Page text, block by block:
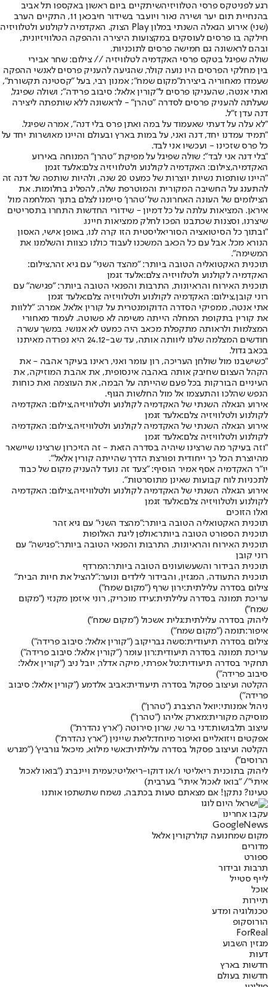
רגע לפניטקס פרסי הטלוויזיהשיתקיים ביום ראשון באקספו תל אביב
בהנחיית תום יער ושירה נאור ויועבר בשידור חיבכאן 11
, התקיים הערב
(שני) אירוע הגאלה השנתי במלון Play הצוק. האקדמיה לקולנוע ולטלוויזיה
חילקה בו פרסים לעוסקים במקצועות היצירה וההפקה הטלוויזיונית,
ובהם לראשונה גם חמישה פרסים לתוכניות.
שולה שפיגל בטקס פרסי האקדמיה לטלוויזיה // צילום: שחר אבירי
בין מחלקי הפרסים היו נועה קולר, שהגיעה להעניק פרסים לאנשי ההפקה
שעמדו מאחוריה ביצירת"מקום שמח"; אמנון רבי, בעל "קסטינה תקשורת",
ואתי אנטה, שהעניקו פרסים ל"קורין אלאל: סיבוב פרידה"; ושולה שפיגל,
שעלתה להעניק פרסים לסדרה "טהרן" - לראשונה ללא שותפתה ליצירה
דנה עדן ז"ל.
"לא עלה על דעתי שאעמוד על במה ואתן פרס בלי דנה", אמרה שפיגל.
"תמיד עמדנו יחד, דנה ואני, על במות בארץ ובעולם והיינו מאושרות יחד על
כל פרס שזכינו - ועכשיו אני לבד.
"בלי דנה אני לבד": שולה שפיגל על מפיקת "טהרן" המנוחה באירוע
האקדמיה,צילום: האקדמיה לקולנוע ולטלוויזיה צלם:אלעד זגמן
"היינו שותפות נשיות יוצרות של כמעט 20 שנה, ולהיות שותפה של דנה זה
להתענג על החשיבה המקורית והמוטרפת שלה, להפליג בחלומות. את
הצילומים של העונה האחרונה של 'טהרן' סיימנו לצלם בתוך המלחמה מול
איראן. המציאות עלתה על כל דמיון - שידורי החדשות התחרו בתסריטים
שיצרנו, וסצנות שכתבנו הפכו לחלק ממציאות חיינו.
"ובתוך כל הסיטואציה הסוריאליסטית הזו קרה לנו, באופן אישי, האסון
הנורא מכל. אבל עם כל הכאב המשכנו לעבוד כולנו כצוות והשלמנו את
המשימה".
תוכנית האקטואליה הטובה ביותר: "מהצד השני" עם גיא זהר,צילום:
האקדמיה לקולנוע ולטלוויזיה צלם:אלעד זגמן
תוכנית האירוח והראיונות, התרבות והפנאי הטובה ביותר: "פגישה" עם
רוני קובן,צילום: האקדמיה לקולנוע ולטלוויזיה צלם:אלעד זגמן
אתי אנטה, ממפיקי הסדרה הדוקומנטרית על קורין אלאל, אמרה: "ללוות
את קורין בתקופת המחלה הייתה משימה לא פשוטה. לעמוד מאחורי
המצלמות ולראותה מתקפלת מכאב היה כמעט לא אנושי. במשך עשרה
חודשים המצלמה שלנו ליוותה אותה, עד שב-24.12 היא נפרדה מאיתנו
בכאב גדול.
"כשישבנו מול שולחן העריכה, רון עומר ואני, ראינו בעיקר אהבה - את
הקהל העצום שחיבק אותה באהבה אינסופית, את אהבת המוזיקה, את
העיניים הבורקות בכל פעם שהייתה על הבמה, את העוצמה ואת כוחות
הנפש שהלכו והתעצמו אל מול החלשות הגוף.
אירוע הגאלה השנתי של האקדמיה לקולנוע ולטלוויזיה,צילום: האקדמיה
לקולנוע ולטלוויזיה צלם:אלעד זגמן
אירוע הגאלה השנתי של האקדמיה לקולנוע ולטלוויזיה,צילום: האקדמיה
לקולנוע ולטלוויזיה צלם:אלעד זגמן
"וזה בעיקר מה שרצינו שיהיה בסדרה הזאת - זה הזיכרון שרצינו שיישאר
מהיוצרת הכל כך ייחודית ופורצת הדרך שהייתה קורין אלאל".
יו"ר האקדמיה אסף אמיר הוסיף: "צעד זה נועד להעניק מקום של כבוד
לתכניות לוח קבועות שאינן מתוסרטות".
אירוע הגאלה השנתי של האקדמיה לקולנוע ולטלוויזיה,צילום: האקדמיה
לקולנוע ולטלוויזיה צלם:אלעד זגמן
ואלו הזוכים
תוכנית האקטואליה הטובה ביותר:"מהצד השני" עם גיא זהר
תוכנית הספורט הטובה ביותר:אולפן ליגת האלופות
תוכנית האירוח והראיונות, התרבות והפנאי הטובה ביותר:"פגישה" עם
רוני קובן
תוכנית הבידור והשעשועונים הטובה ביותר:המרדף
תוכנית התעודה, המגזין, והבידור לילדים ונוער:"להציל את חיות הבית"
צילום בסדרה עלילתית:ירון שרף ("מקום שמח")
עריכת תמונה בסדרה עלילתית:עידו מוכריק, רוני איזמן מקנזי ("מקום
שמח")
ליהוק בסדרה עלילתית:גלית אשכול ("מקום שמח")
איפור:תומה ("מקום שמח")
צילום בסדרה תיעודית:סשה גבריקוב ("קורין אלאל: סיבוב פרידה")
עריכת תמונה בסדרה תיעודית:רון עומר ("קורין אלאל: סיבוב פרידה")
תחקיר בסדרה תיעודית:טל אפרתי, מיקה אדלר, יובל ניב ("קורין אלאל:
סיבוב פרידה")
הקלטה ועיצוב פסקול בסדרה תיעודית:אביב אלדמע ("קורין אלאל: סיבוב
פרידה")
ניהול אמנותי:יואל הרצברג ("טהרן")
מוסיקה מקורית:מארק אליהו ("טהרן")
עיצוב תלבושות:דני בר שי, שרון סירוטה ("ארץ נהדרת")
אפקטים ויזואליים ואיפור מיוחד:ליאת שיינין ("ארץ נהדרת")
הקלטה ועיצוב פסקול בסדרה עלילתית:אשי מילוא, מיכאל גורביץ' ("מגרש
הרוסים")
ליהוק בתוכנית ריאליטי ו/או דוקו-ריאליטי:עמית ויינברג ("בואו לאכול
איתי"/ "בואו לאכול איתי" בערבית)
טעינו? נתקן! אם מצאתם טעות בכתבה, נשמח שתשתפו אותנו
עקבו אחרינו
Googl eNews
מקום שמחנועה קולרקורין אלאל
מדורים
ספורט
תרבות ובידור
לייף סטייל
אוכל
תיירות
טכנולוגיה ומדע
הורוסקופ
ForReal
מגזין השבוע
דעות
חדשות בארץ
חדשות בעולם